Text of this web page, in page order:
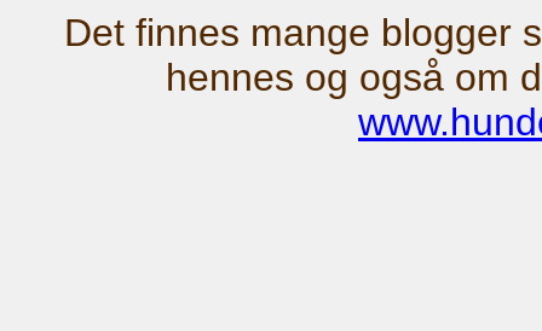
Det finnes mange blogger
hennes og også om